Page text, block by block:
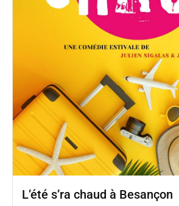
L’été s’ra chaud à Besançon